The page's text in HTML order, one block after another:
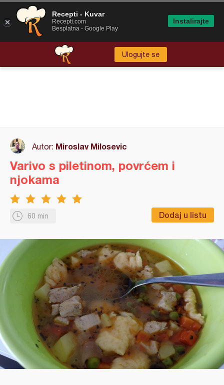
Ulogujte se
Autor: Miroslav Milosevic
60 min Dodaj u listu
Varivo s piletinom, povrćem i
njokama
Recepti - Kuvar
Recepti.com
Besplatna - Google Play
Instalirajte